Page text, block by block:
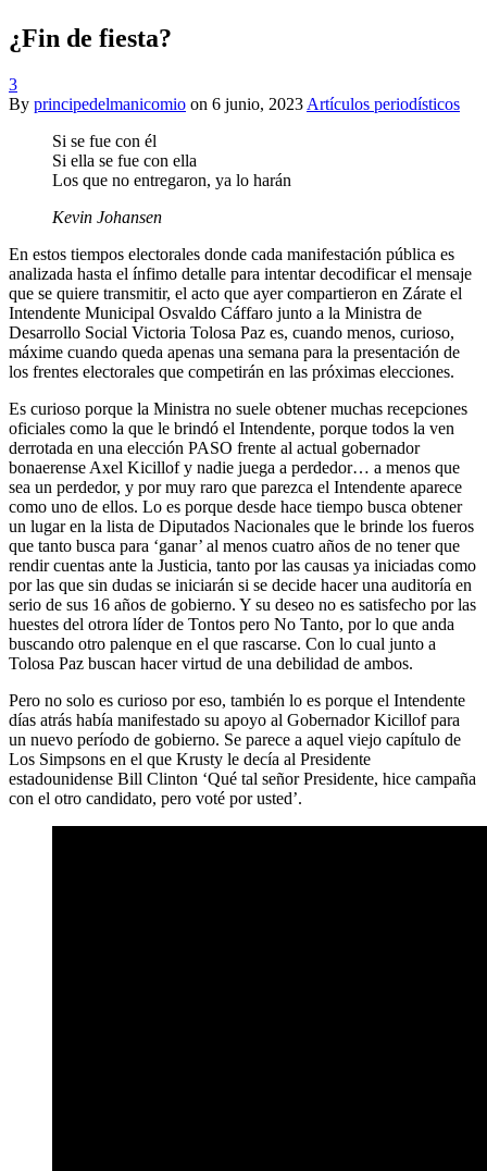
¿Fin de fiesta?
3
By principedelmanicomio on 6 junio, 2023 Artículos periodísticos
Si se fue con él
Si ella se fue con ella
Los que no entregaron, ya lo harán
Kevin Johansen
En estos tiempos electorales donde cada manifestación pública es
analizada hasta el ínfimo detalle para intentar decodificar el mensaje
que se quiere transmitir, el acto que ayer compartieron en Zárate el
Intendente Municipal Osvaldo Cáffaro junto a la Ministra de
Desarrollo Social Victoria Tolosa Paz es, cuando menos, curioso,
máxime cuando queda apenas una semana para la presentación de
los frentes electorales que competirán en las próximas elecciones.
Es curioso porque la Ministra no suele obtener muchas recepciones
oficiales como la que le brindó el Intendente, porque todos la ven
derrotada en una elección PASO frente al actual gobernador
bonaerense Axel Kicillof y nadie juega a perdedor… a menos que
sea un perdedor, y por muy raro que parezca el Intendente aparece
como uno de ellos. Lo es porque desde hace tiempo busca obtener
un lugar en la lista de Diputados Nacionales que le brinde los fueros
que tanto busca para ‘ganar’ al menos cuatro años de no tener que
rendir cuentas ante la Justicia, tanto por las causas ya iniciadas como
por las que sin dudas se iniciarán si se decide hacer una auditoría en
serio de sus 16 años de gobierno. Y su deseo no es satisfecho por las
huestes del otrora líder de Tontos pero No Tanto, por lo que anda
buscando otro palenque en el que rascarse. Con lo cual junto a
Tolosa Paz buscan hacer virtud de una debilidad de ambos.
Pero no solo es curioso por eso, también lo es porque el Intendente
días atrás había manifestado su apoyo al Gobernador Kicillof para
un nuevo período de gobierno. Se parece a aquel viejo capítulo de
Los Simpsons en el que Krusty le decía al Presidente
estadounidense Bill Clinton ‘Qué tal señor Presidente, hice campaña
con el otro candidato, pero voté por usted’.